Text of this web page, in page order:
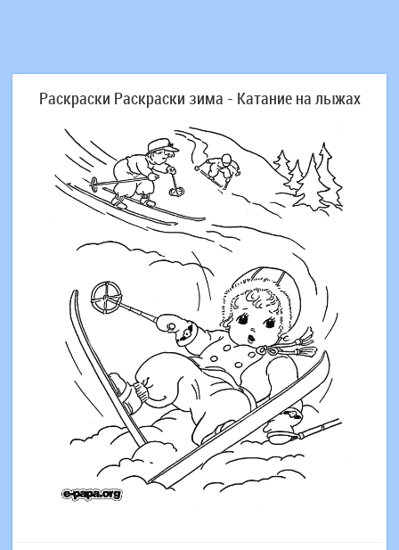
Раскраски Раскраски зима - Катание на лыжах